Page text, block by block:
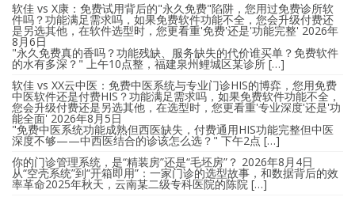
软佳 vs X康：免费试用背后的"永久免费"陷阱，您用过免费诊所软
件吗？功能满足需求吗，如果免费软件功能不全，您会升级付费还
是另选其他，在软件选型时，您更看重'免费'还是'功能完整' 2026年
8月6日
"永久免费真的香吗？功能残缺、服务缺失的代价谁买单？免费软件
的水有多深？" 上午10点整，福建泉州鲤城区某诊所 […]
软佳 vs XX云中医：免费中医系统与专业门诊HIS的博弈，您用免费
中医软件还是付费HIS？功能满足需求吗，如果免费软件功能不全，
您会升级付费还是另选其他，在选型时，您更看重'专业深度'还是'功
能全面' 2026年8月5日
"免费中医系统功能成熟但西医缺失，付费通用HIS功能完整但中医
深度不够——中西医结合的诊该怎么选？" 下午2点 […]
你的门诊管理系统，是“精装房”还是“毛坯房”？ 2026年8月4日
从“空壳系统”到“开箱即用”：一家门诊的选型故事，和数据背后的效
率革命2025年秋天，云南某二级专科医院的陈院 […]